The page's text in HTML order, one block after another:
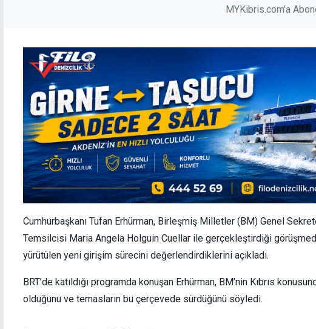
MYKibris.com'a
Cumhurbaşkanı Tufan Erhürman, Birleşmiş Milletler (BM) Genel
Temsilcisi Maria Angela Holguin Cuellar ile gerçekleştirdiği
yürütülen yeni girişim sürecini değerlendirdiklerini açıkladı.
BRT’de katıldığı programda konuşan Erhürman, BM’nin Kıbrıs
olduğunu ve temasların bu çerçevede sürdüğünü söyledi.